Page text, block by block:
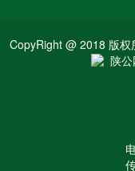
CopyRight @ 2018 版
陕